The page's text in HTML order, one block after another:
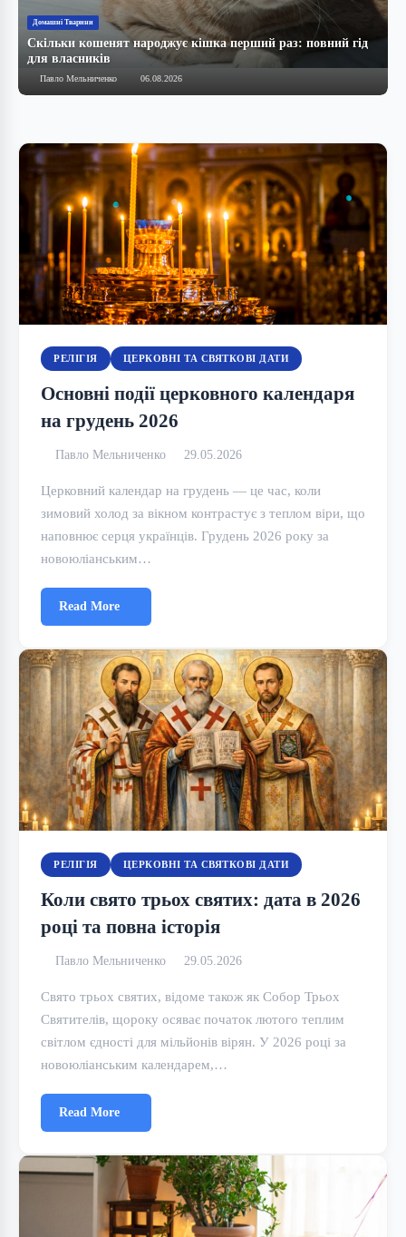
Домашні Тварини
Скільки кошенят народжує кішка перший раз: повний гід
для власників
Павло Мельниченко 06.08.2026
РЕЛІГІЯ ЦЕРКОВНІ ТА СВЯТКОВІ ДАТИ
Основні події церковного календаря
на грудень 2026
Павло Мельниченко 29.05.2026
Церковний календар на грудень — це час, коли
зимовий холод за вікном контрастує з теплом віри, що
наповнює серця українців. Грудень 2026 року за
новоюліанським…
Read More
РЕЛІГІЯ ЦЕРКОВНІ ТА СВЯТКОВІ ДАТИ
Коли свято трьох святих: дата в 2026
році та повна історія
Павло Мельниченко 29.05.2026
Свято трьох святих, відоме також як Собор Трьох
Святителів, щороку осяває початок лютого теплим
світлом єдності для мільйонів вірян. У 2026 році за
новоюліанським календарем,…
Read More